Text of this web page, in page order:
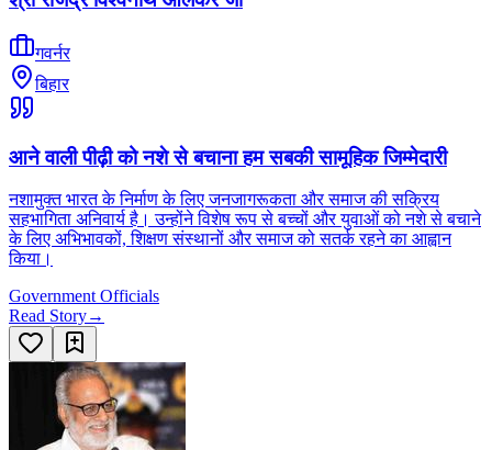
गवर्नर
बिहार
आने वाली पीढ़ी को नशे से बचाना हम सबकी सामूहिक जिम्मेदारी
नशामुक्त भारत के निर्माण के लिए जनजागरूकता और समाज की सक्रिय
सहभागिता अनिवार्य है। उन्होंने विशेष रूप से बच्चों और युवाओं को नशे से बचाने
के लिए अभिभावकों, शिक्षण संस्थानों और समाज को सतर्क रहने का आह्वान
किया।
Government Officials
Read Story→